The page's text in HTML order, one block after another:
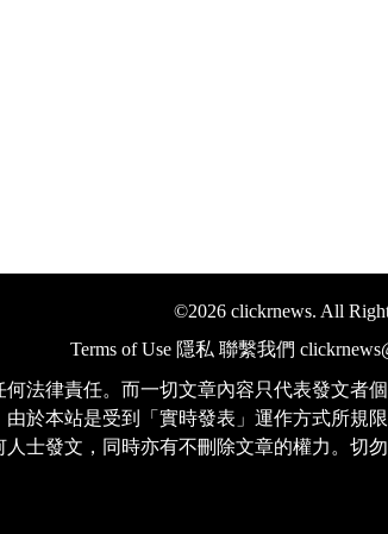
©2026 clickrnews. All
Terms of Use 隱私 聯繫我們
法律責任。而一切文章內容只代表發文者個
於本站是受到「實時發表」運作方式所規
士發文，同時亦有不刪除文章的權力。切